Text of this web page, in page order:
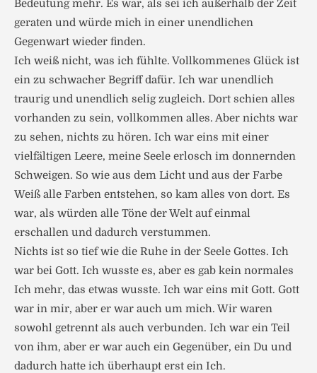
Bedeutung mehr. Es war, als sei ich außerhalb der Zeit
geraten und würde mich in einer unendlichen
Gegenwart wieder finden.
Ich weiß nicht, was ich fühlte. Vollkommenes Glück ist
ein zu schwacher Begriff dafür. Ich war unendlich
traurig und unendlich selig zugleich. Dort schien alles
vorhanden zu sein, vollkommen alles. Aber nichts war
zu sehen, nichts zu hören. Ich war eins mit einer
vielfältigen Leere, meine Seele erlosch im donnernden
Schweigen. So wie aus dem Licht und aus der Farbe
Weiß alle Farben entstehen, so kam alles von dort. Es
war, als würden alle Töne der Welt auf einmal
erschallen und dadurch verstummen.
Nichts ist so tief wie die Ruhe in der Seele Gottes. Ich
war bei Gott. Ich wusste es, aber es gab kein normales
Ich mehr, das etwas wusste. Ich war eins mit Gott. Gott
war in mir, aber er war auch um mich. Wir waren
sowohl getrennt als auch verbunden. Ich war ein Teil
von ihm, aber er war auch ein Gegenüber, ein Du und
dadurch hatte ich überhaupt erst ein Ich.